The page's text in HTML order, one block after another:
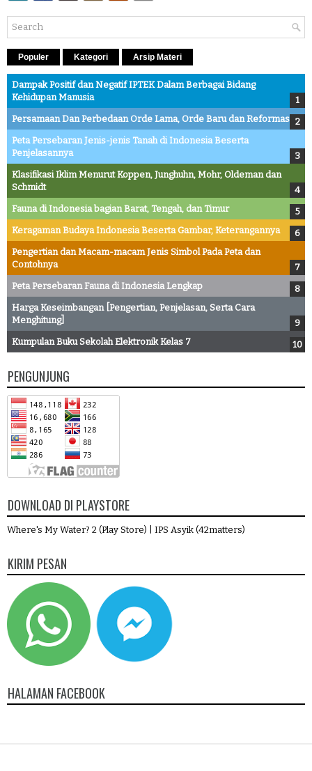
Populer Kategori Arsip Materi
Dampak Positif dan Negatif IPTEK Dalam Berbagai Bidang
Kehidupan Manusia
Persamaan Dan Perbedaan Orde Lama, Orde Baru dan Reformasi
Peta Persebaran Jenis-jenis Tanah di Indonesia Beserta
Penjelasannya
Klasifikasi Iklim Menurut Koppen, Junghuhn, Mohr, Oldeman dan
Schmidt
Fauna di Indonesia bagian Barat, Tengah, dan Timur
Keragaman Budaya Indonesia Beserta Gambar, Keterangannya
Pengertian dan Macam-macam Jenis Simbol Pada Peta dan
Contohnya
Peta Persebaran Fauna di Indonesia Lengkap
Harga Keseimbangan [Pengertian, Penjelasan, Serta Cara
Menghitung]
Kumpulan Buku Sekolah Elektronik Kelas 7
PENGUNJUNG
DOWNLOAD DI PLAYSTORE
Where's My Water? 2 (Play Store) IPS Asyik (42matters)
KIRIM PESAN
HALAMAN FACEBOOK